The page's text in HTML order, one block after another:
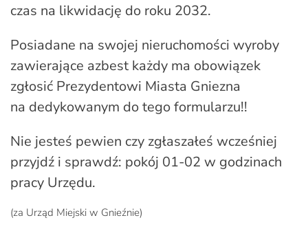
czas na likwidację do roku 2032.
Posiadane na swojej nieruchomości wyroby
zawierające azbest każdy ma obowiązek
zgłosić Prezydentowi Miasta Gniezna
na dedykowanym do tego formularzu!!
Nie jesteś pewien czy zgłaszałeś wcześniej
przyjdź i sprawdź: pokój 01-02 w godzinach
pracy Urzędu.
(za Urząd Miejski w Gnieźnie)